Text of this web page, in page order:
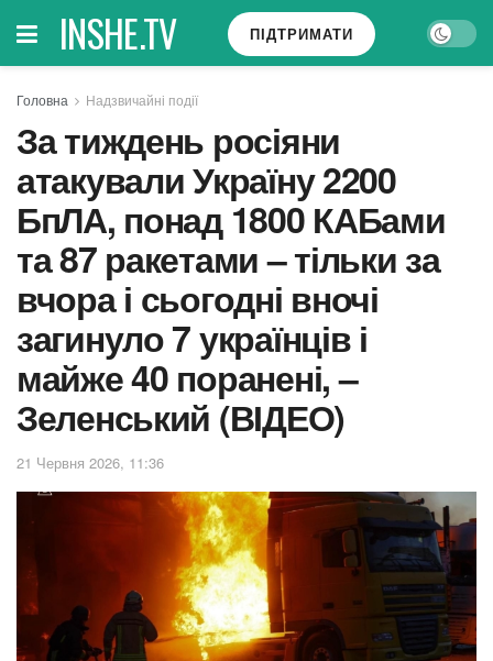
INSHE.TV ПІДТРИМАТИ
Головна Надзвичайні події
За тиждень росіяни
атакували Україну 2200
БпЛА, понад 1800 КАБами
та 87 ракетами – тільки за
вчора і сьогодні вночі
загинуло 7 українців і
майже 40 поранені, –
Зеленський (ВІДЕО)
21 Червня 2026, 11:36